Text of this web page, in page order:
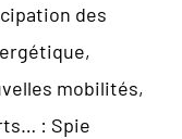
des
mobilités,
: Spie